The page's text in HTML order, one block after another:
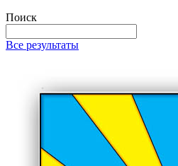
Поиск
Все результаты